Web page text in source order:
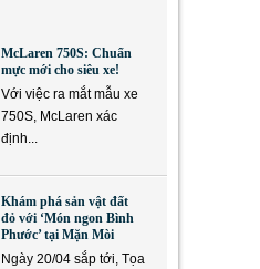
McLaren 750S: Chuẩn
mực mới cho siêu xe!
Với việc ra mắt mẫu xe
750S, McLaren xác
định...
Khám phá sản vật đất
đỏ với ‘Món ngon Bình
Phước’ tại Mặn Mòi
Ngày 20/04 sắp tới, Tọa